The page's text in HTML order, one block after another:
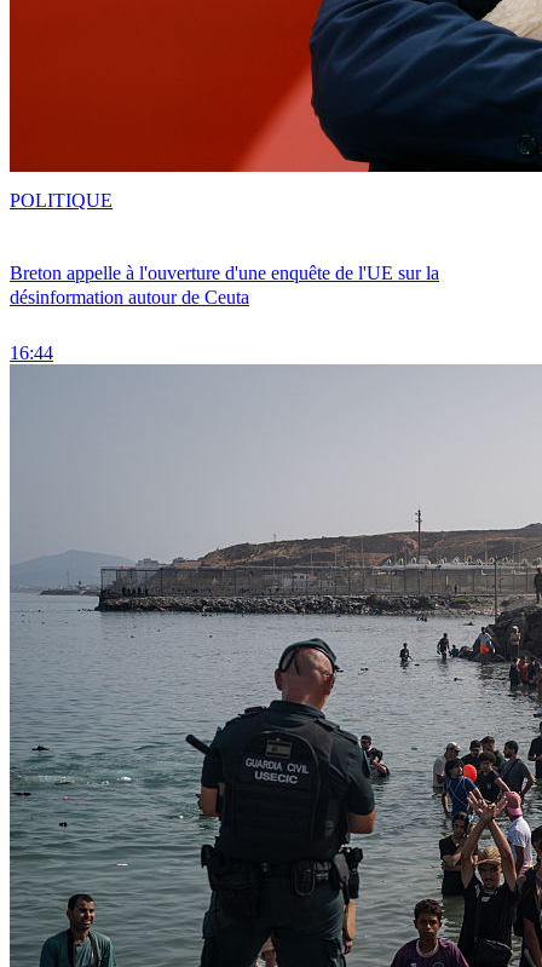
Breton appelle à l'ouverture d'une enquête de l'UE sur la
désinformation autour de Ceuta
16:44
POLITIQUE